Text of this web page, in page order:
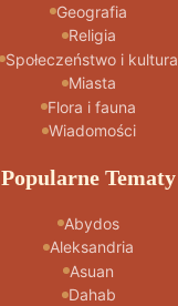
Geografia
Religia
Społeczeństwo i kultura
Miasta
Flora i fauna
Wiadomości
Popularne Tematy
Abydos
Aleksandria
Asuan
Dahab